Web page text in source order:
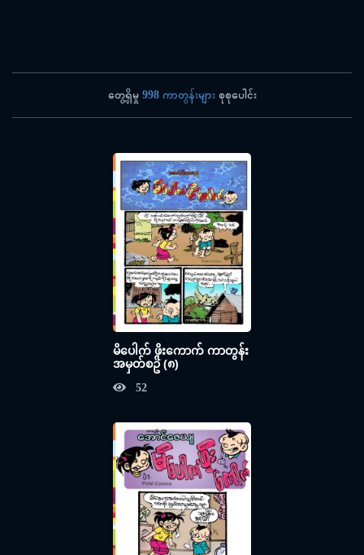
တွေ့ရှိမှု 998 ကာတွန်းများစုစုပေါင်း
မိပေါက် ဖိုးကောက် ကာတွန်း
အမှတ်စဥ် (၈)
52